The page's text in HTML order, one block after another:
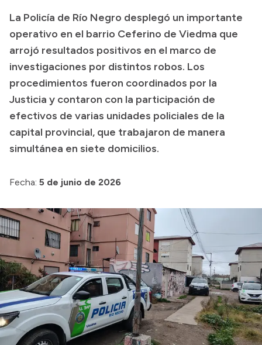
Transparencia
Presupuesto
Boletín Oficial
Compras y licitaciones
Consulta de expedientes
Consulta de pago a proveedores
Convocatorias
Intranet
La Policía de Río Negro desplegó un importante
operativo en el barrio Ceferino de Viedma que
arrojó resultados positivos en el marco de
investigaciones por distintos robos. Los
procedimientos fueron coordinados por la
Justicia y contaron con la participación de
efectivos de varias unidades policiales de la
capital provincial, que trabajaron de manera
simultánea en siete domicilios.
Fecha: 5 de junio de 2026